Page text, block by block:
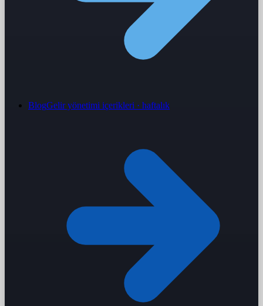
BlogGelir yönetimi içerikleri · haftalık